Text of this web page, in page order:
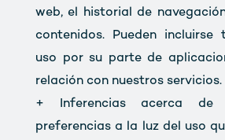
web, el historial de
contenidos. Pueden
uso por su parte de
relación con nuestros servicios.
+ Inferencias acerca de
preferencias a la luz del uso